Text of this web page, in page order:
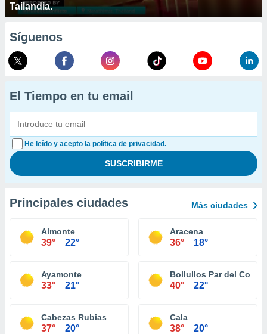
Tailandia.
Síguenos
El Tiempo en tu email
He leído y acepto la política de privacidad.
Principales ciudades Más ciudades
Almonte
39° 22°
Aracena
36° 18°
Ayamonte
33° 21°
Bollullos Par del
40° 22°
Cabezas Rubias
37° 20°
Cala
38° 20°